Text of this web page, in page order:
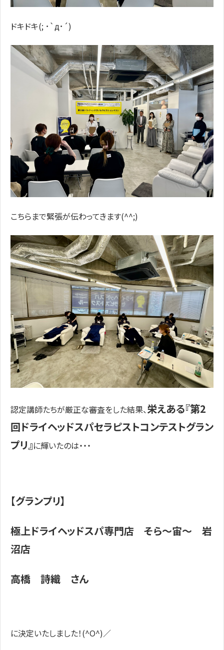
ドキドキ(; ･`д･´)
こちらまで緊張が伝わってきます(^^;)
認定講師たちが厳正な審査をした結果、栄えある『第2
回ドライヘッドスパセラピストコンテストグラン
プリ』に輝いたのは・・・
【グランプリ】
極上ドライヘッドスパ専門店 そら～宙～ 岩
沼店
高橋 詩織 さん
に決定いたしました！(^O^)／